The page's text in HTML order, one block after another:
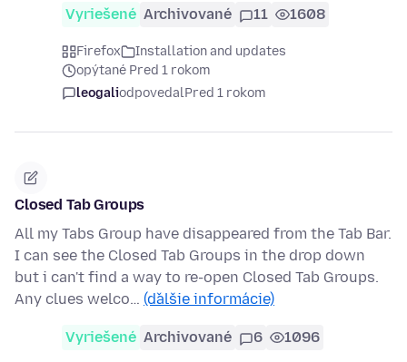
Vyriešené Archivované 11 1608
Firefox
Installation and updates
opýtané Pred 1 rokom
leogaliodpovedalPred 1 rokom
Closed Tab Groups
All my Tabs Group have disappeared from the Tab Bar.
I can see the Closed Tab Groups in the drop down
but i can't find a way to re-open Closed Tab Groups.
Any clues welco… (ďalšie informácie)
Vyriešené Archivované 6 1096